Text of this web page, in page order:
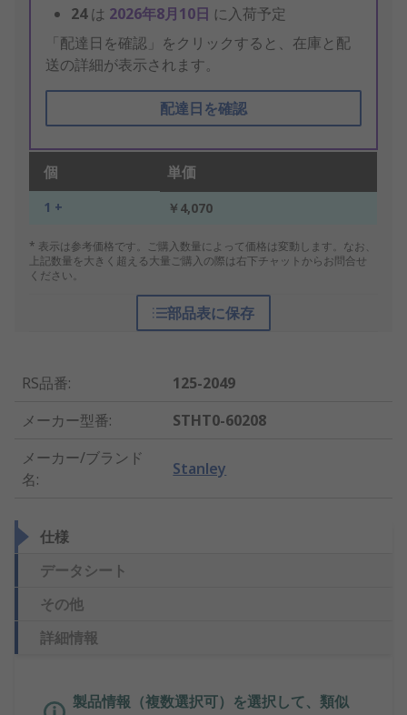
24は 2026年8月10日 に入荷予定
「配達日を確認」をクリックすると、在庫と配
送の詳細が表示されます。
配達日を確認
個 単価
1 + ￥4,070
* 表示は参考価格です。ご購入数量によって価格は変動します。なお、
上記数量を大きく超える大量ご購入の際は右下チャットからお問合せ
ください。
部品表に保存
RS品番:
125-2049
メーカー型番:
STHT0-60208
メーカー/ブランド
名:
Stanley
仕様
データシート
その他
詳細情報
製品情報（複数選択可）を選択して、類似